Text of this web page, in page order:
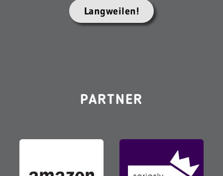
Langweilen!
PARTNER